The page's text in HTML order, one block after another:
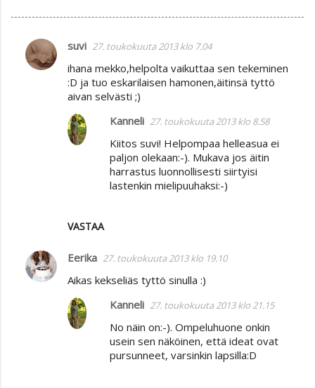
K
o
suvi 27. toukokuuta 2013 klo 7.04
ihana mekko,helpolta vaikuttaa sen tekeminen
:D ja tuo eskarilaisen hamonen,äitinsä tyttö
aivan selvästi ;)
VASTAA
Kanneli 27. toukokuuta 2013 klo 8.58
Kiitos suvi! Helpompaa helleasua ei
paljon olekaan:-). Mukava jos äitin
harrastus luonnollisesti siirtyisi
lastenkin mielipuuhaksi:-)
Eerika 27. toukokuuta 2013 klo 19.10
Aikas kekseliäs tyttö sinulla :)
Kanneli 27. toukokuuta 2013 klo 21.15
No näin on:-). Ompeluhuone onkin
usein sen näköinen, että ideat ovat
pursunneet, varsinkin lapsilla:D